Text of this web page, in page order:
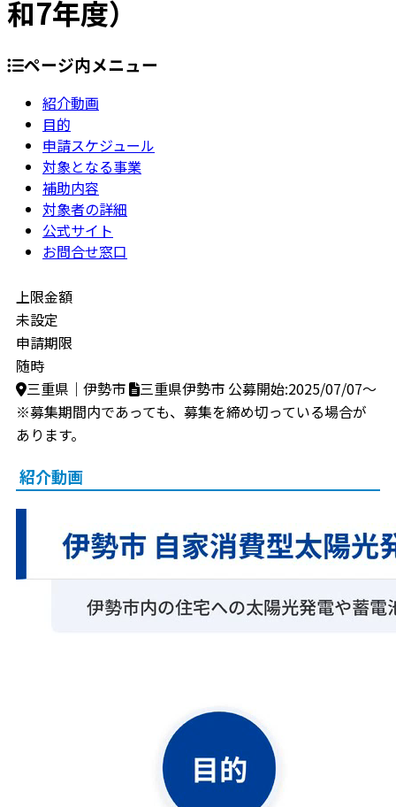
和7年度）
ページ内メニュー
紹介動画
目的
申請スケジュール
対象となる事業
補助内容
対象者の詳細
公式サイト
お問合せ窓口
上限金額
未設定
申請期限
随時
三重県｜伊勢市
三重県伊勢市 公募開始:2025/07/07～
※募集期間内であっても、募集を締め切っている場合が
あります。
紹介動画